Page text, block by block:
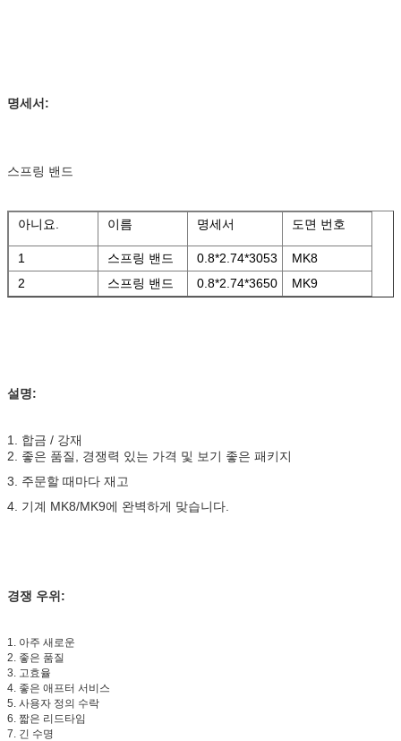
명세서:
스프링 밴드
아니요. 이름 명세서 도면 번호
1 스프링 밴드 0.8*2.74*3053
MK8
2
스프링 밴드 0.8*2.74*3650 MK9
설명:
1. 합금 / 강재
2. 좋은 품질, 경쟁력 있는 가격 및 보기 좋은 패키지
3. 주문할 때마다 재고
4. 기계 MK8/MK9에 완벽하게 맞습니다.
경쟁 우위:
1. 아주 새로운
2. 좋은 품질
3. 고효율
4. 좋은 애프터 서비스
5. 사용자 정의 수락
6. 짧은 리드타임
7. 긴 수명